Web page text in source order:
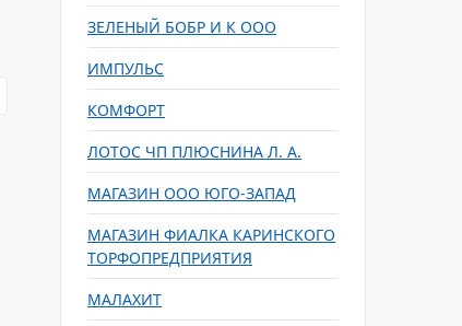
ЗЕЛЕНЫЙ БОБР И К ООО
ИМПУЛЬС
КОМФОРТ
ЛОТОС ЧП ПЛЮСНИНА Л. А.
МАГАЗИН ООО ЮГО-ЗАПАД
МАГАЗИН ФИАЛКА КАРИНСКОГО
ТОРФОПРЕДПРИЯТИЯ
МАЛАХИТ